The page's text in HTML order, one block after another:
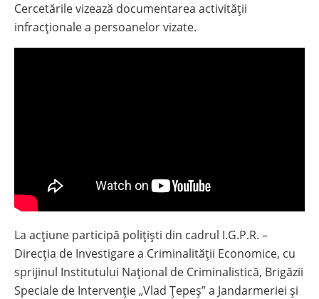
Cercetările vizează documentarea activității
infracționale a persoanelor vizate.
La acțiune participă polițiști din cadrul I.G.P.R. –
Direcția de Investigare a Criminalității Economice, cu
sprijinul Institutului Național de Criminalistică, Brigăzii
Speciale de Intervenție „Vlad Țepeș” a Jandarmeriei și